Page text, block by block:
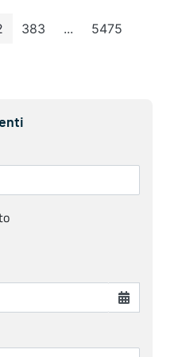
Page
383 ...Intermediate
Page
5475